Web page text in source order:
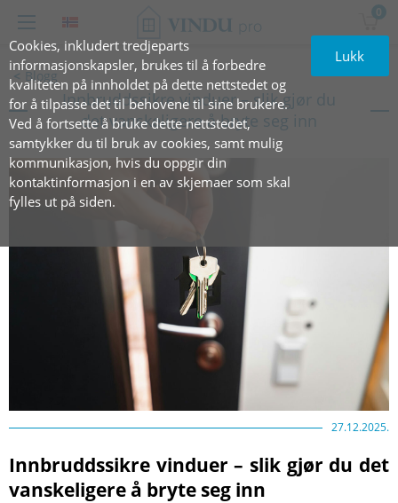
Cookies, inkludert tredjeparts
informasjonskapsler, brukes til å forbedre
kvaliteten på innholdet på dette nettstedet og
for å tilpasse det til behovene til sine brukere.
Ved å fortsette å bruke dette nettstedet,
samtykker du til bruk av cookies, samt mulig
kommunikasjon, hvis du oppgir din
kontaktinformasjon i en av skjemaer som skal
fylles ut på siden.
Lukk
0
Blogg
Innbruddssikre vinduer – slik gjør du
det vanskeligere å bryte seg inn
27.12.2025.
Innbruddssikre vinduer – slik gjør du det
vanskeligere å bryte seg inn